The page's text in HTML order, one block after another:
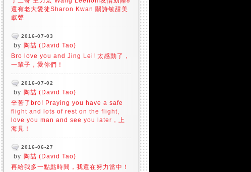
還有老大愛徒Sharon Kwan 關詩敏甜美
獻聲
2016-07-03
by 陶喆 (David Tao)
Bro love you and Jing Lei! 太感動了，
一輩子，愛你們！
2016-07-02
by 陶喆 (David Tao)
辛苦了bro! Praying you have a safe
flight and lots of rest on the flight,
love you man and see you later，上
海見！
2016-06-27
by 陶喆 (David Tao)
再給我多一點點時間，我還在努力當中！